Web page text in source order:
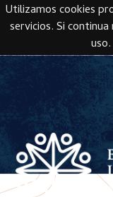
Utilizamos cookies
servicios. Si
uso.
Skip to main content